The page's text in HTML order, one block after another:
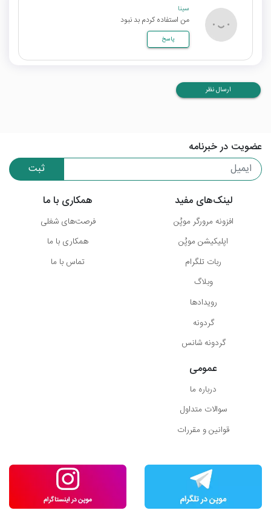
سینا
من استفاده کردم بد نبود
پاسخ
ارسال نظر
عضویت در خبرنامه
ثبت
لینک‌های مفید
افزونه مرورگر موپُن
اپلیکیشن موپُن
ربات تلگرام
وبلاگ
رویدادها
گردونه
گردونه شانس
همکاری با ما
فرصت‌های شغلی
همکاری با ما
تماس با ما
عمومی
درباره ما
سوالات متداول
قوانین و مقررات